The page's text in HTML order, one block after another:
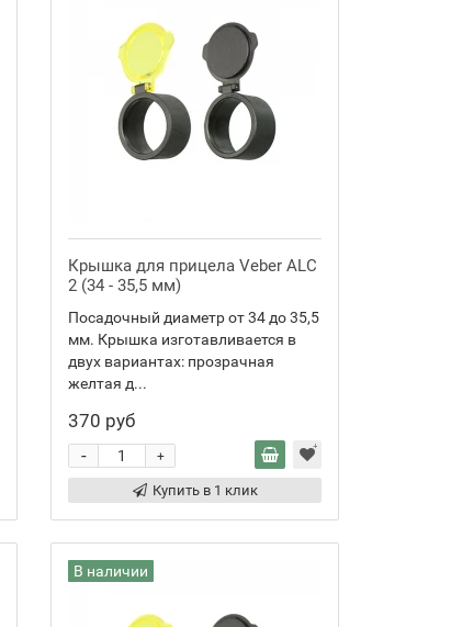
Крышка для прицела Veber ALC
2 (34 - 35,5 мм)
Посадочный диаметр от 34 до 35,5
мм. Крышка изготавливается в
двух вариантах: прозрачная
желтая д...
370 руб
+
-
Купить в 1 клик
В наличии